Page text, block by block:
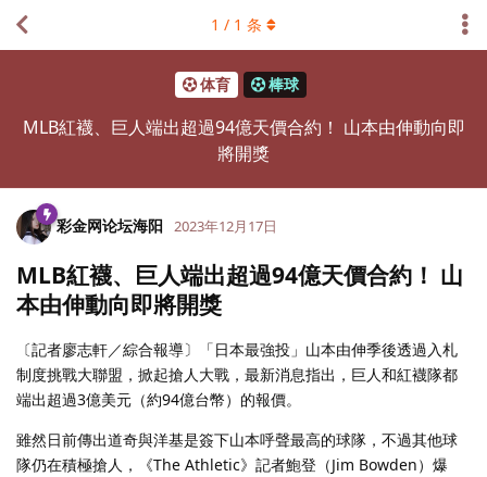
体育 棒球
MLB紅襪、巨人端出超過94億天價合約！ 山本由伸動向即
將開獎
1 / 1 条
彩金网论坛海阳 2023年12月17日
MLB紅襪、巨人端出超過94億天價合約！ 山
本由伸動向即將開獎
〔記者廖志軒／綜合報導〕「日本最強投」山本由伸季後透過入札
制度挑戰大聯盟，掀起搶人大戰，最新消息指出，巨人和紅襪隊都
端出超過3億美元（約94億台幣）的報價。
雖然日前傳出道奇與洋基是簽下山本呼聲最高的球隊，不過其他球
隊仍在積極搶人，《The Athletic》記者鮑登（Jim Bowden）爆